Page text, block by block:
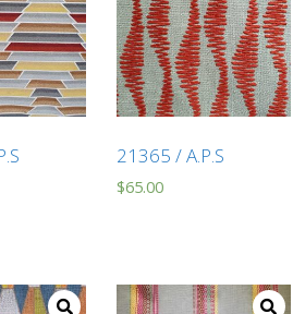
21365 / A.P.S
$65.00